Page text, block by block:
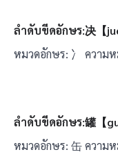
ลำดับขีดอักษร:决【jué
หมวดอักษร: 冫 ความ
ลำดับขีดอักษร:罐【
หมวดอักษร: 缶 ความ